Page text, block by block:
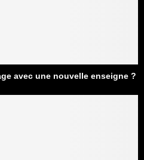
avec une nouvelle enseigne ?